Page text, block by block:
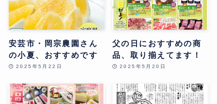
安芸市・岡宗農園さん
の小夏、おすすめです
2025年5月22日
父の日におすすめの商
品、取り揃えてます！
2025年5月20日